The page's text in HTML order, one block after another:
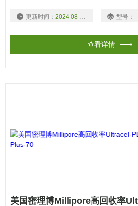
更新时间： 2024-08-03 型号：
查看详情